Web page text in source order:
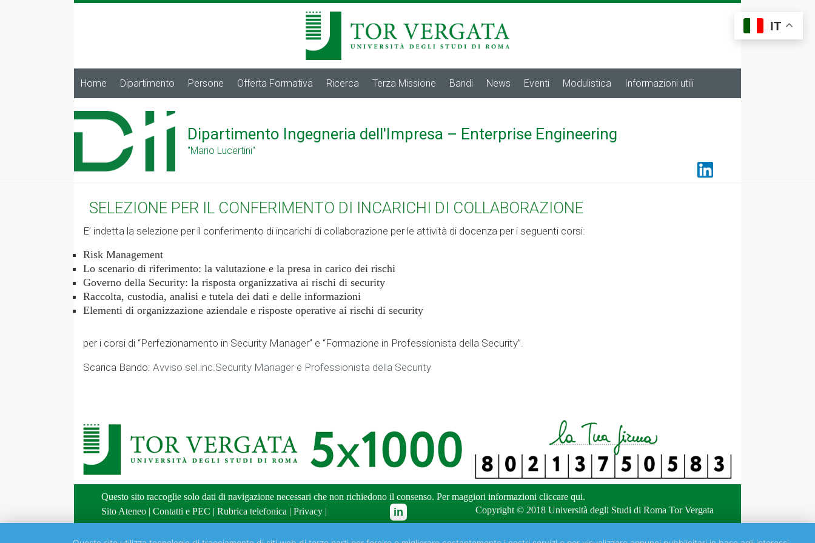
Home Dipartimento Persone Offerta Formativa Ricerca Terza Missione Bandi News Eventi Modulistica Informazioni utili
Dipartimento Ingegneria dell'Impresa – Enterprise Engineering
"Mario Lucertini"
SELEZIONE PER IL CONFERIMENTO DI INCARICHI DI COLLABORAZIONE
E’ indetta la selezione per il conferimento di incarichi di collaborazione per le attività di docenza per i seguenti corsi:
Risk Management
Lo scenario di riferimento: la valutazione e la presa in carico dei rischi
Governo della Security: la risposta organizzativa ai rischi di security
Raccolta, custodia, analisi e tutela dei dati e delle informazioni
Elementi di organizzazione aziendale e risposte operative ai rischi di security
per i corsi di “Perfezionamento in Security Manager” e “Formazione in Professionista della Security”.
Scarica Bando: Avviso sel.inc.Security Manager e Professionista della Security
Questo sito raccoglie solo dati di navigazione necessari che non richiedono il consenso. Per maggiori informazioni cliccare qui.
Sito Ateneo | Contatti e PEC | Rubrica telefonica | Privacy | Copyright © 2018 Università degli Studi di Roma Tor Vergata
IT